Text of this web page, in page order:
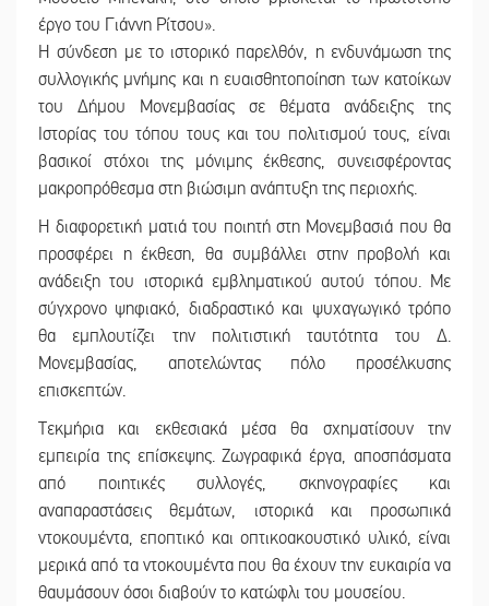
έργο του Γιάννη Ρίτσου».
Η σύνδεση με το ιστορικό παρελθόν, η ενδυνάμωση της
συλλογικής μνήμης και η ευαισθητοποίηση των κατοίκων
του Δήμου Μονεμβασίας σε θέματα ανάδειξης της
Ιστορίας του τόπου τους και του πολιτισμού τους, είναι
βασικοί στόχοι της μόνιμης έκθεσης, συνεισφέροντας
μακροπρόθεσμα στη βιώσιμη ανάπτυξη της περιοχής.
Η διαφορετική ματιά του ποιητή στη Μονεμβασιά που θα
προσφέρει η έκθεση, θα συμβάλλει στην προβολή και
ανάδειξη του ιστορικά εμβληματικού αυτού τόπου. Με
σύγχρονο ψηφιακό, διαδραστικό και ψυχαγωγικό τρόπο
θα εμπλουτίζει την πολιτιστική ταυτότητα του Δ.
Μονεμβασίας, αποτελώντας πόλο προσέλκυσης
επισκεπτών.
Τεκμήρια και εκθεσιακά μέσα θα σχηματίσουν την
εμπειρία της επίσκεψης. Ζωγραφικά έργα, αποσπάσματα
από ποιητικές συλλογές, σκηνογραφίες και
αναπαραστάσεις θεμάτων, ιστορικά και προσωπικά
ντοκουμέντα, εποπτικό και οπτικοακουστικό υλικό, είναι
μερικά από τα ντοκουμέντα που θα έχουν την ευκαιρία να
θαυμάσουν όσοι διαβούν το κατώφλι του μουσείου.